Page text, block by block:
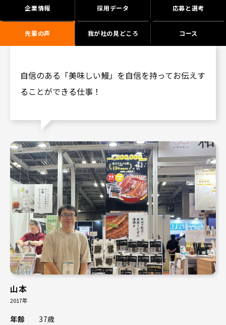
企業情報 採用データ 応募と選考
先輩の声 我が社の見どころ コース
自信のある「美味しい鰻」を自信を持ってお伝えす
ることができる仕事！
山本
2017年
年齢
37歳